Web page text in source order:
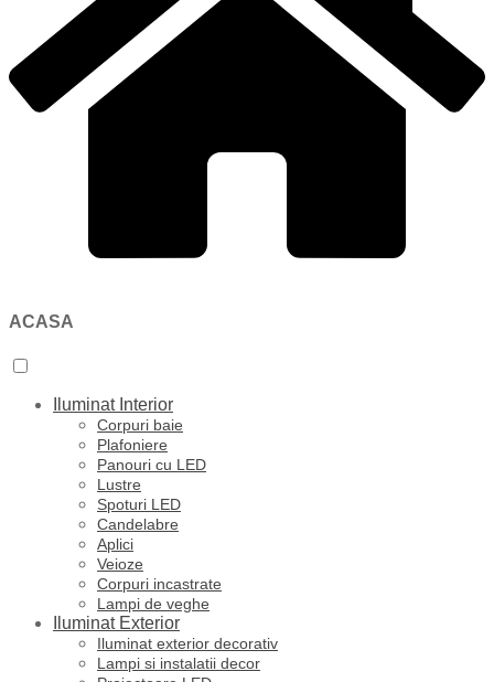
ACASA
Iluminat Interior
Corpuri baie
Plafoniere
Panouri cu LED
Lustre
Spoturi LED
Candelabre
Aplici
Veioze
Corpuri incastrate
Lampi de veghe
Iluminat Exterior
Iluminat exterior decorativ
Lampi si instalatii decor